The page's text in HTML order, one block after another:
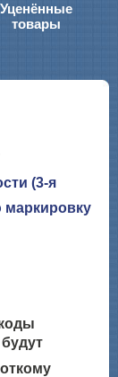
Уценённые
товары
(3-я
маркировку